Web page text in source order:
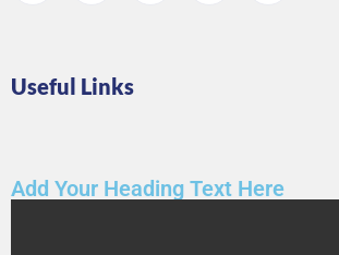
Useful Links
Add Your Heading Text Here